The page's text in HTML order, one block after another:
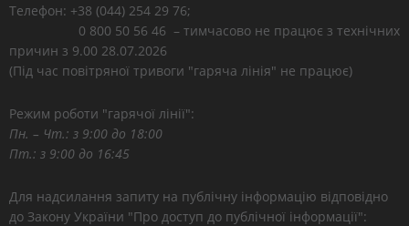
Телефон: +38 (044) 254 29 76;
0 800 50 56 46 – тимчасово не працює з технічних
причин з 9.00 28.07.2026
(Під час повітряної тривоги "гаряча лінія" не працює)
Режим роботи "гарячої лінії":
Пн. – Чт.: з 9:00 до 18:00
Пт.: з 9:00 до 16:45
Для надсилання запиту на публічну інформацію відповідно
до Закону України "Про доступ до публічної інформації":